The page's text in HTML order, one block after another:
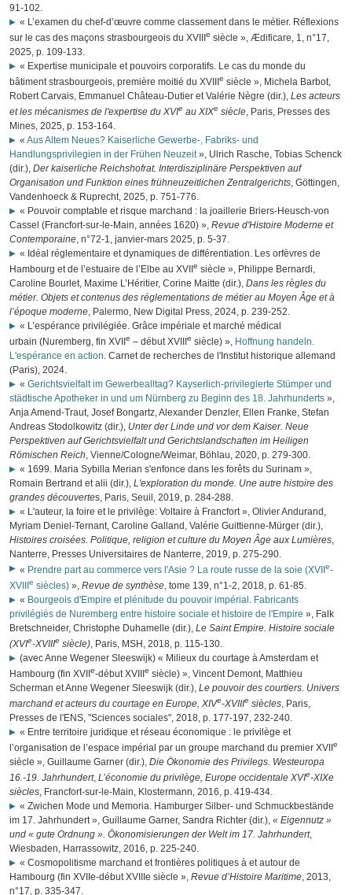
91-102.
« L’examen du chef-d’œuvre comme classement dans le métier. Réflexions
sur le cas des maçons strasbourgeois du XVIII
e siècle », Ædificare, 1, n°17,
2025, p. 109-133.
« Expertise municipale et pouvoirs corporatifs. Le cas du monde du
bâtiment strasbourgeois, première moitié du XVIII
e siècle », Michela Barbot,
Robert Carvais, Emmanuel Château-Dutier et Valérie Nègre (dir.), Les acteurs
et les mécanismes de l'expertise du XVIe au XIXe siècle, Paris, Presses des
Mines, 2025, p. 153-164.
« Aus Altem Neues? Kaiserliche Gewerbe-, Fabriks- und
Handlungsprivilegien in der Frühen Neuzeit», Ulrich Rasche, Tobias Schenck
(dir.), Der kaiserliche Reichshofrat. Interdisziplinäre Perspektiven auf
Organisation und Funktion eines frühneuzeitlichen Zentralgerichts, Göttingen,
Vandenhoeck & Ruprecht, 2025, p. 751-776.
« Pouvoir comptable et risque marchand : la joaillerie Briers-Heusch-von
Cassel (Francfort-sur-le-Main, années 1620) », Revue d'Histoire Moderne et
Contemporaine, n°72-1, janvier-mars 2025, p. 5-37.
« Idéal réglementaire et dynamiques de différentiation. Les orfèvres de
Hambourg et de l’estuaire de l’Elbe au XVII e siècle », Philippe Bernardi,
Caroline Bourlet, Maxime L’Héritier, Corine Maitte (dir.), Dans les règles du
métier. Objets et contenus des réglementations de métier au Moyen Âge et à
l’époque moderne, Palermo, New Digital Press, 2024, p. 239-252.
« L’espérance privilégiée. Grâce impériale et marché médical
urbain (Nuremberg, fin XVII e – début XVIII e siècle) », Hoffnung handeln.
L'espérance en action. Carnet de recherches de l'Institut historique allemand
(Paris), 2024.
« Gerichtsvielfalt im Gewerbealltag? Kayserlich-privilegierte Stümper und
städtische Apotheker in und um Nürnberg zu Beginn des 18. Jahrhunderts »,
Anja Amend-Traut, Josef Bongartz, Alexander Denzler, Ellen Franke, Stefan
Andreas Stodolkowitz (dir.), Unter der Linde und vor dem Kaiser. Neue
Perspektiven auf Gerichtsvielfalt und Gerichtslandschaften im Heiligen
Römischen Reich, Vienne/Cologne/Weimar, Böhlau, 2020, p. 279-300.
« 1699. Maria Sybilla Merian s'enfonce dans les forêts du Surinam »,
Romain Bertrand et alii (dir.), L'exploration du monde. Une autre histoire des
grandes découvertes, Paris, Seuil, 2019, p. 284-288.
« L'auteur, la foire et le privilège: Voltaire à Francfort », Olivier Andurand,
Myriam Deniel-Ternant, Caroline Galland, Valérie Guittienne-Mürger (dir.),
Histoires croisées. Politique, religion et culture du Moyen Âge aux Lumières,
Nanterre, Presses Universitaires de Nanterre, 2019, p. 275-290.
« Prendre part au commerce vers l'Asie ? La route russe de la soie (XVII e-
XVIII
e siècles) », Revue de synthèse, tome 139, n°1-2, 2018, p. 61-85.
« Bourgeois d'Empire et plénitude du pouvoir impérial. Fabricants
privilégiés de Nuremberg entre histoire sociale et histoire de l'Empire », Falk
Bretschneider, Christophe Duhamelle (dir.), Le Saint Empire. Histoire sociale
(XVIe-XVIIIe siècle), Paris, MSH, 2018, p. 115-130.
(avec Anne Wegener Sleeswijk) « Milieux du courtage à Amsterdam et
Hambourg (fin XVII e-début XVIII e siècle) », Vincent Demont, Matthieu
Scherman et Anne Wegener Sleeswijk (dir.), Le pouvoir des courtiers. Univers
marchand et acteurs du courtage en Europe, XIVe-XVIIIe siècles, Paris,
Presses de l'ENS, "Sciences sociales", 2018, p. 177-197, 232-240.
« Entre territoire juridique et réseau économique : le privilège et
l’organisation de l’espace impérial par un groupe marchand du premier XVII e
siècle », Guillaume Garner (dir.), Die Ökonomie des Privilegs. Westeuropa
16.-19. Jahrhundert, L’économie du privilège, Europe occidentale XVIe-XIXe
siècles, Francfort-sur-le-Main, Klostermann, 2016, p. 419-434.
« Zwichen Mode und Memoria. Hamburger Silber- und Schmuckbestände
im 17. Jahrhundert », Guillaume Garner, Sandra Richter (dir.), « Eigennutz »
und « gute Ordnung ». Ökonomisierungen der Welt im 17. Jahrhundert,
Wiesbaden, Harrassowitz, 2016, p. 225-240.
« Cosmopolitisme marchand et frontières politiques à et autour de
Hambourg (fin XVIIe-début XVIIIe siècle », Revue d’Histoire Maritime, 2013,
n°17, p. 335-347.